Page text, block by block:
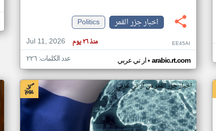
اخبار جزر القمر
Politics
Jul 11, 2026
منذ ٢٦ يوم EE45AI
ار تي عربي• arabic.rt.com عدد الكلمات: ٢٢٦
اخبار جزر القمر من ار تي عربي